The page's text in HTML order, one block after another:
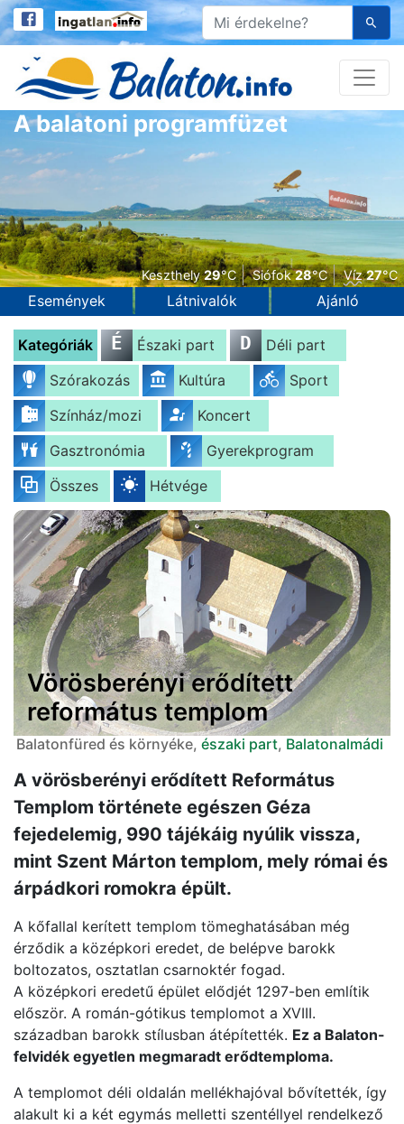
A balatoni programfüzet
Keszthely 29°C Siófok 28°C Víz 27°C
Események Látnivalók Ajánló
Kategóriák É Északi part D
Déli part
Szórakozás
Kultúra
Sport
Színház/mozi
Koncert
Gasztronómia
Gyerekprogram
Összes
Hétvége
Vörösberényi erődített
református templom
Balatonfüred és környéke, északi part, Balatonalmádi
A vörösberényi erődített Református
Templom története egészen Géza
fejedelemig, 990 tájékáig nyúlik vissza,
mint Szent Márton templom, mely római és
árpádkori romokra épült.
A kőfallal kerített templom tömeghatásában még
érződik a középkori eredet, de belépve barokk
boltozatos, osztatlan csarnoktér fogad.
A középkori eredetű épület elődjét 1297-ben említik
először. A román-gótikus templomot a XVIII.
században barokk stílusban átépítették. Ez a Balaton-
felvidék egyetlen megmaradt erődtemploma.
A templomot déli oldalán mellékhajóval bővítették, így
alakult ki a két egymás melletti szentéllyel rendelkező